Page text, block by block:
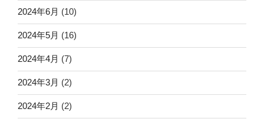
2024年6月 (10)
2024年5月 (16)
2024年4月 (7)
2024年3月 (2)
2024年2月 (2)